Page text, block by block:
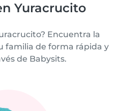
Yuracrucito
Encuentra la
familia de forma rápida y
de Babysits.